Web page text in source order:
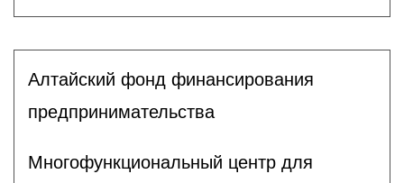
Алтайский фонд финансирования
предпринимательства
Многофункциональный центр для